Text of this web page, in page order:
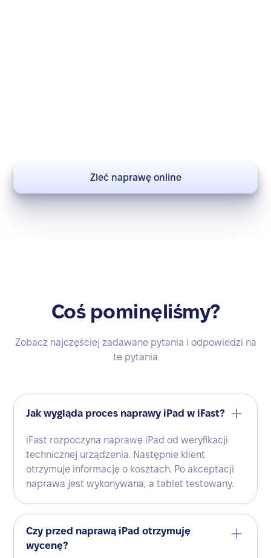
Zleć naprawę online
Coś pominęliśmy?
Zobacz najczęściej zadawane pytania i odpowiedzi na
te pytania
Jak wygląda proces naprawy iPad w iFast?
iFast rozpoczyna naprawę iPad od weryfikacji
technicznej urządzenia. Następnie klient
otrzymuje informację o kosztach. Po akceptacji
naprawa jest wykonywana, a tablet testowany.
Czy przed naprawą iPad otrzymuję
wycenę?